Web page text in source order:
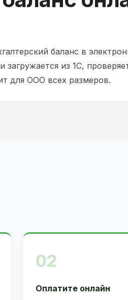
баланс в
загружается из 1С,
для ООО всех размеров.
02
Оплатите онлайн